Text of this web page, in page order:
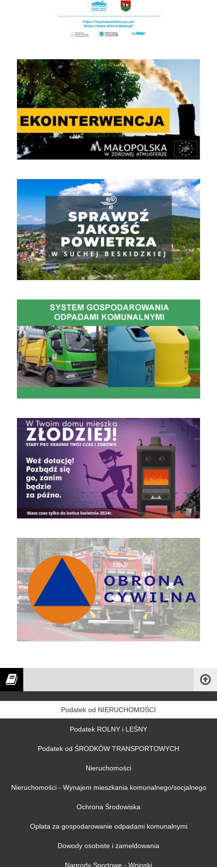
EKOINTERWENCJA
czyste powietrze
Obrona Cywilna
Podatek od NIERUCHOMOŚCI
Podatek ROLNY i LEŚNY
Podatek od ŚRODKÓW TRANSPORTOWYCH
Nieruchomości
Nieruchomości - Wynajem mieszkania komunalnego/socjalnego
Ochrona Środowiska
Opłata za gospodarowanie odpadami komunalnymi
Dowody osobiste i zameldowania
Nagrody Sportowe - Wnioski